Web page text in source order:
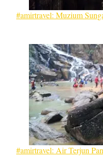
#amirtravel: Muzium
#amirtravel: Air Terjun